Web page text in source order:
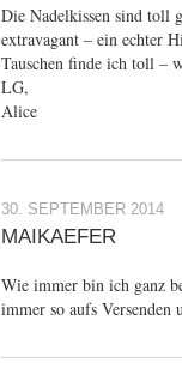
Die Nadelkissen sind toll
extravagant – ein echter
Tauschen finde ich toll –
LG,
Alice
30. SEPTEMBER 2014
MAIKAEFER
Wie immer bin ich ganz
immer so aufs